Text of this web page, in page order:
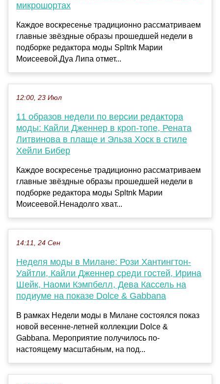
микрошортах
Каждое воскресенье традиционно рассматриваем
главные звёздные образы прошедшей недели в
подборке редактора моды Spltnk Марии
Моисеевой.Дуа Липа отмет...
12:00, 23 Июл
11 образов недели по версии редактора
моды: Кайли Дженнер в кроп-топе, Рената
Литвинова в плаще и Эльза Хоск в стиле
Хейли Бибер
Каждое воскресенье традиционно рассматриваем
главные звёздные образы прошедшей недели в
подборке редактора моды Spltnk Марии
Моисеевой.Ненадолго хват...
14:11, 24 Сен
Неделя моды в Милане: Рози Хантингтон-
Уайтли, Кайли Дженнер среди гостей, Ирина
Шейк, Наоми Кэмпбелл, Дева Кассель на
подиуме на показе Dolce & Gabbana
В рамках Недели моды в Милане состоялся показ
новой весенне-летней коллекции Dolce &
Gabbana. Мероприятие получилось по-
настоящему масштабным, на под...